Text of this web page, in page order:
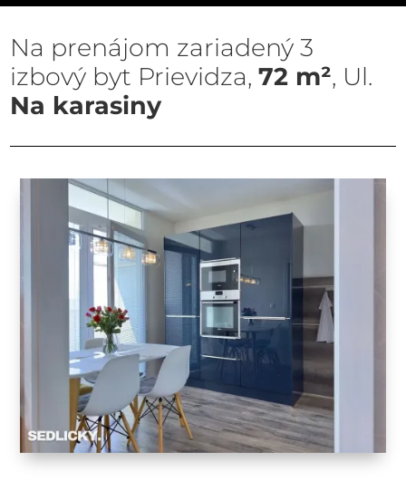
h
n
u
t
e
ľ
n
o
s
t
i
S
l
u
Na prenájom zariadený 3
izbový byt Prievidza,72 m², Ul.
Na karasiny